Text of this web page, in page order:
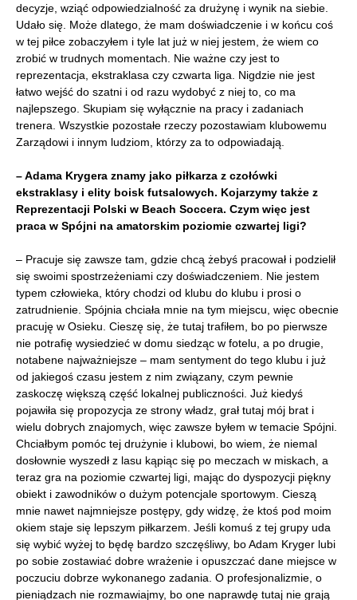
decyzje, wziąć odpowiedzialność za drużynę i wynik na siebie.
Udało się. Może dlatego, że mam doświadczenie i w końcu coś
w tej piłce zobaczyłem i tyle lat już w niej jestem, że wiem co
zrobić w trudnych momentach. Nie ważne czy jest to
reprezentacja, ekstraklasa czy czwarta liga. Nigdzie nie jest
łatwo wejść do szatni i od razu wydobyć z niej to, co ma
najlepszego. Skupiam się wyłącznie na pracy i zadaniach
trenera. Wszystkie pozostałe rzeczy pozostawiam klubowemu
Zarządowi i innym ludziom, którzy za to odpowiadają.
– Adama Krygera znamy jako piłkarza z czołówki
ekstraklasy i elity boisk futsalowych. Kojarzymy także z
Reprezentacji Polski w Beach Soccera. Czym więc jest
praca w Spójni na amatorskim poziomie czwartej ligi?
– Pracuje się zawsze tam, gdzie chcą żebyś pracował i podzielił
się swoimi spostrzeżeniami czy doświadczeniem. Nie jestem
typem człowieka, który chodzi od klubu do klubu i prosi o
zatrudnienie. Spójnia chciała mnie na tym miejscu, więc obecnie
pracuję w Osieku. Cieszę się, że tutaj trafiłem, bo po pierwsze
nie potrafię wysiedzieć w domu siedząc w fotelu, a po drugie,
notabene najważniejsze – mam sentyment do tego klubu i już
od jakiegoś czasu jestem z nim związany, czym pewnie
zaskoczę większą część lokalnej publiczności. Już kiedyś
pojawiła się propozycja ze strony władz, grał tutaj mój brat i
wielu dobrych znajomych, więc zawsze byłem w temacie Spójni.
Chciałbym pomóc tej drużynie i klubowi, bo wiem, że niemal
dosłownie wyszedł z lasu kąpiąc się po meczach w miskach, a
teraz gra na poziomie czwartej ligi, mając do dyspozycji piękny
obiekt i zawodników o dużym potencjale sportowym. Cieszą
mnie nawet najmniejsze postępy, gdy widzę, że ktoś pod moim
okiem staje się lepszym piłkarzem. Jeśli komuś z tej grupy uda
się wybić wyżej to będę bardzo szczęśliwy, bo Adam Kryger lubi
po sobie zostawiać dobre wrażenie i opuszczać dane miejsce w
poczuciu dobrze wykonanego zadania. O profesjonalizmie, o
pieniądzach nie rozmawiajmy, bo one naprawdę tutaj nie grają